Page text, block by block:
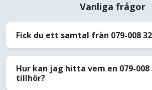
Vanliga frågor
Fick du ett samtal från 079-008
Hur kan jag hitta vem en 079-008
tillhör?